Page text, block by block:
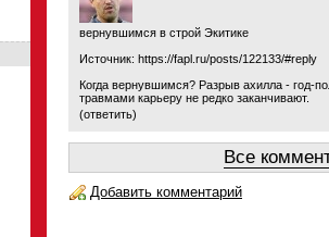
вернувшимся в строй Экитике
Источник: https://fapl.ru/posts/122133/#reply
Когда вернувшимся? Разрыв ахилла - год-
травмами карьеру не редко заканчивают.
(ответить)
Все
Добавить комментарий